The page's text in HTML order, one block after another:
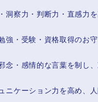
洞察力・判断力・直感力
強・受験・資格取得のお
念・感情的な言葉を制し
ニケーション力を高め、